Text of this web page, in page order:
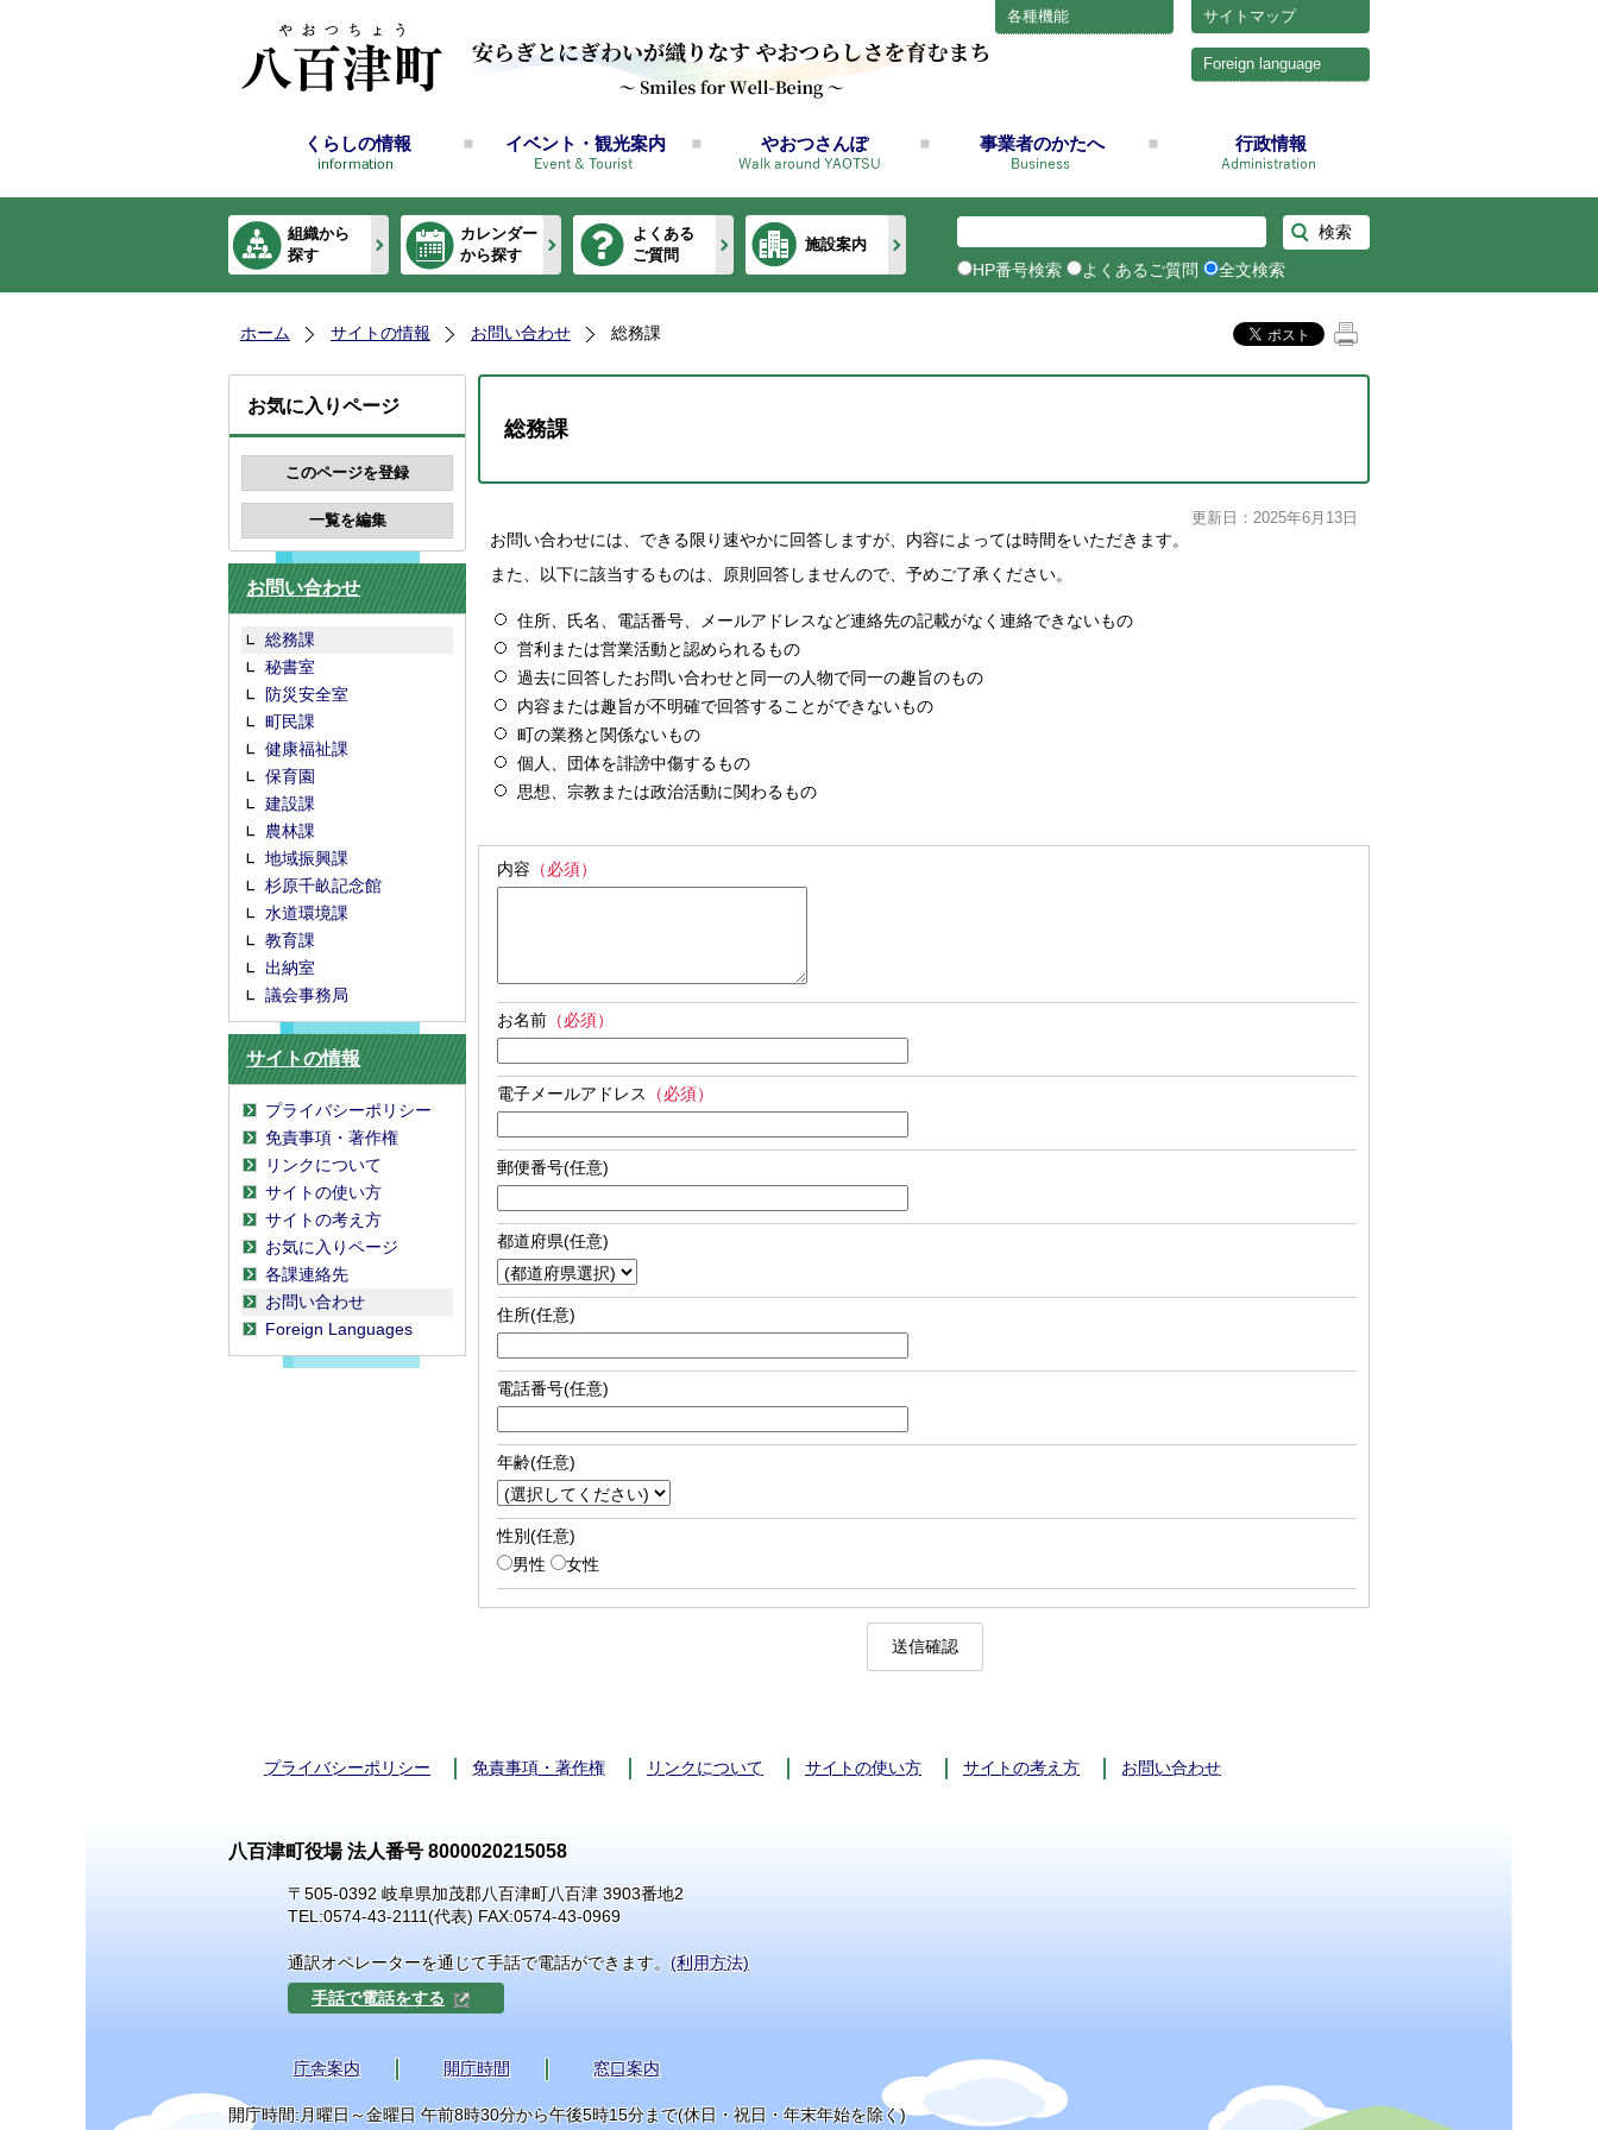
サイトマップ
各種機能
Foreign language
くらしの情報 イベント・観光案内 やおつさんぽ 事業者のかたへ 行政情報
組織から
探す
カレンダー
から探す
よくある
ご質問
施設案内
HP番号検索 よくあるご質問 全文検索
ホーム サイトの情報 お問い合わせ 総務課
お気に入りページ
お問い合わせ
総務課
秘書室
防災安全室
町民課
健康福祉課
保育園
建設課
農林課
地域振興課
杉原千畝記念館
水道環境課
教育課
出納室
議会事務局
サイトの情報
プライバシーポリシー
免責事項・著作権
リンクについて
サイトの使い方
サイトの考え方
お気に入りページ
各課連絡先
お問い合わせ
Foreign Languages
総務課
更新日：2025年6月13日
お問い合わせには、できる限り速やかに回答しますが、内容によっては時間をいただきます。
また、以下に該当するものは、原則回答しませんので、予めご了承ください。
住所、氏名、電話番号、メールアドレスなど連絡先の記載がなく連絡できないもの
営利または営業活動と認められるもの
過去に回答したお問い合わせと同一の人物で同一の趣旨のもの
内容または趣旨が不明確で回答することができないもの
町の業務と関係ないもの
個人、団体を誹謗中傷するもの
思想、宗教または政治活動に関わるもの
内容 （必須）
お名前 （必須）
電子メールアドレス （必須）
郵便番号(任意)
都道府県(任意)
住所(任意)
電話番号(任意)
年齢(任意)
性別(任意)
男性
女性
プライバシーポリシー 免責事項・著作権 リンクについて サイトの使い方 サイトの考え方 お問い合わせ
八百津町役場 法人番号 8000020215058
〒505-0392 岐阜県加茂郡八百津町八百津 3903番地2
TEL:0574-43-2111(代表) FAX:0574-43-0969
通訳オペレーターを通じて手話で電話ができます。 (利用方法)
手話で電話をする
庁舎案内 開庁時間 窓口案内
開庁時間:月曜日～金曜日 午前8時30分から午後5時15分まで(休日・祝日・年末年始を除く)